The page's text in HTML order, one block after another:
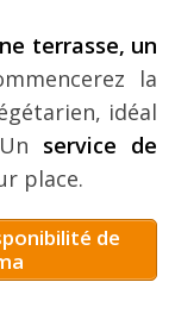
terrasse, un
la
idéal
service de
place.
de